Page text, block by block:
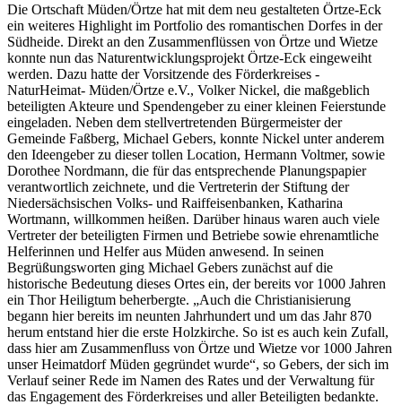
Die Ortschaft Müden/Örtze hat mit dem neu gestalteten Örtze-Eck
ein weiteres Highlight im Portfolio des romantischen Dorfes in der
Südheide. Direkt an den Zusammenflüssen von Örtze und Wietze
konnte nun das Naturentwicklungsprojekt Örtze-Eck eingeweiht
werden. Dazu hatte der Vorsitzende des Förderkreises -
NaturHeimat- Müden/Örtze e.V., Volker Nickel, die maßgeblich
beteiligten Akteure und Spendengeber zu einer kleinen Feierstunde
eingeladen. Neben dem stellvertretenden Bürgermeister der
Gemeinde Faßberg, Michael Gebers, konnte Nickel unter anderem
den Ideengeber zu dieser tollen Location, Hermann Voltmer, sowie
Dorothee Nordmann, die für das entsprechende Planungspapier
verantwortlich zeichnete, und die Vertreterin der Stiftung der
Niedersächsischen Volks- und Raiffeisenbanken, Katharina
Wortmann, willkommen heißen. Darüber hinaus waren auch viele
Vertreter der beteiligten Firmen und Betriebe sowie ehrenamtliche
Helferinnen und Helfer aus Müden anwesend. In seinen
Begrüßungsworten ging Michael Gebers zunächst auf die
historische Bedeutung dieses Ortes ein, der bereits vor 1000 Jahren
ein Thor Heiligtum beherbergte. „Auch die Christianisierung
begann hier bereits im neunten Jahrhundert und um das Jahr 870
herum entstand hier die erste Holzkirche. So ist es auch kein Zufall,
dass hier am Zusammenfluss von Örtze und Wietze vor 1000 Jahren
unser Heimatdorf Müden gegründet wurde“, so Gebers, der sich im
Verlauf seiner Rede im Namen des Rates und der Verwaltung für
das Engagement des Förderkreises und aller Beteiligten bedankte.